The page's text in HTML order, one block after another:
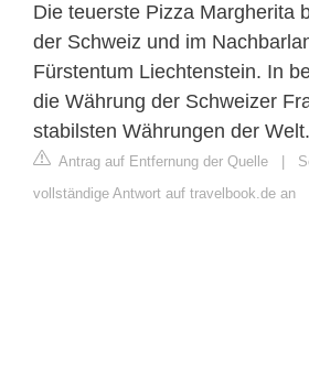
Die teuerste Pizza Margherita
der Schweiz und im
Fürstentum Liechtenstein. In
die Währung der Schweizer
stabilsten Währungen der Welt.
Antrag auf Entfernung der Quelle
vollständige Antwort auf travelbook.de an